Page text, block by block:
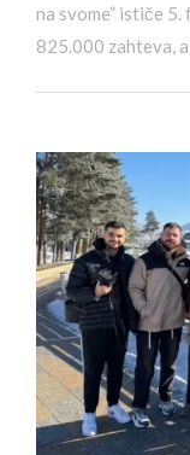
na svome” ističe
825.000 zahteva,